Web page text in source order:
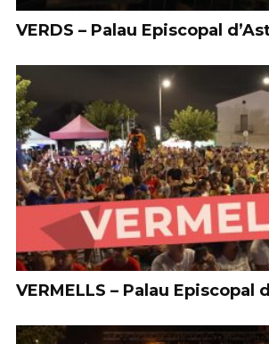
VERDS – Palau Episcopal
VERMELLS – Palau Episcopal